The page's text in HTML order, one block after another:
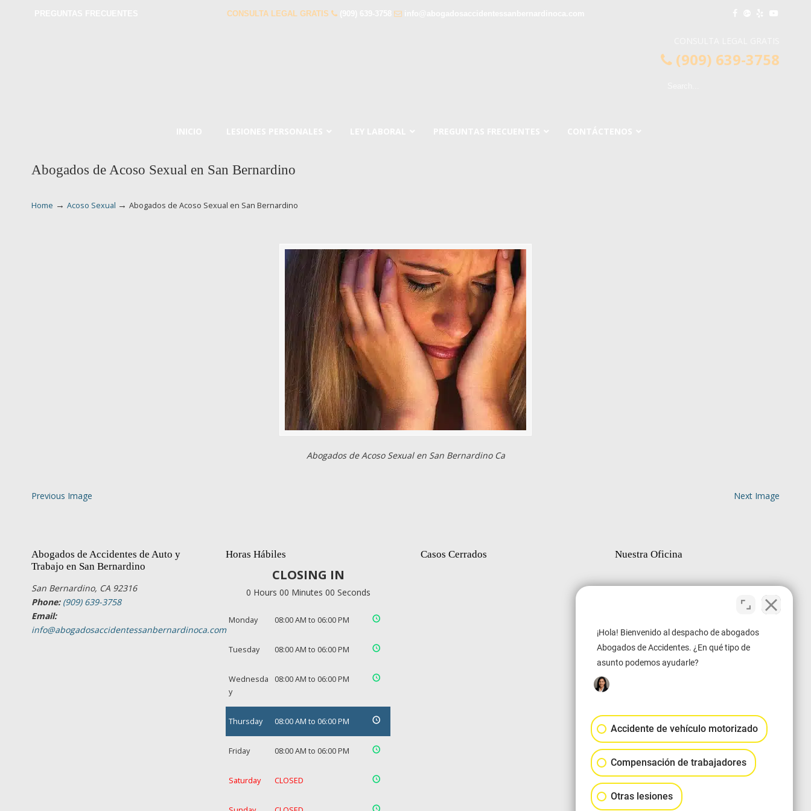
CONSULTA LEGAL GRATIS
(909) 639-3758
Abogados de Acoso Sexual en San Bernardino
Home → Acoso Sexual → Abogados de Acoso Sexual en San Bernardino
Abogados de Acoso Sexual en San Bernardino Ca
Previous Image Next Image
Abogados de Accidentes de Auto y
Trabajo en San Bernardino
San Bernardino, CA 92316
Phone: (909) 639-3758
Email:
info@abogadosaccidentessanbernardinoca.com
Horas Hábiles
CLOSING IN
0 Hours 00 Minutes 00 Seconds
Monday 08:00 AM to 06:00 PM
Tuesday 08:00 AM to 06:00 PM
Wednesda
y
08:00 AM to 06:00 PM
Thursday 08:00 AM to 06:00 PM
Friday 08:00 AM to 06:00 PM
Saturday CLOSED
Casos Cerrados Nuestra Oficina
¡Hola! Bienvenido al despacho de abogados
Abogados de Accidentes. ¿En qué tipo de
asunto podemos ayudarle?
Accidente de vehículo motorizado
Compensación de trabajadores
Otras lesiones